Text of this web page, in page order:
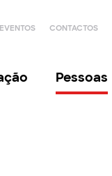
EVENTOS CONTACTOS
Pessoas